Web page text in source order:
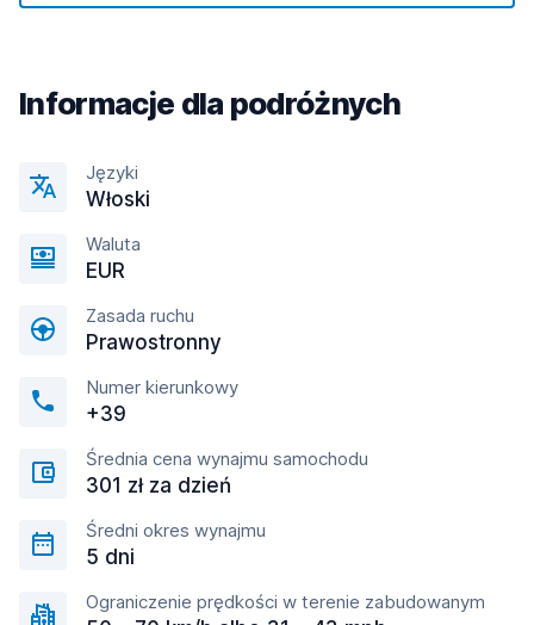
Informacje dla podróżnych
Języki
Włoski
Waluta
EUR
Zasada ruchu
Prawostronny
Numer kierunkowy
+39
Średnia cena wynajmu samochodu
301 zł za dzień
Średni okres wynajmu
5 dni
Ograniczenie prędkości w terenie zabudowanym